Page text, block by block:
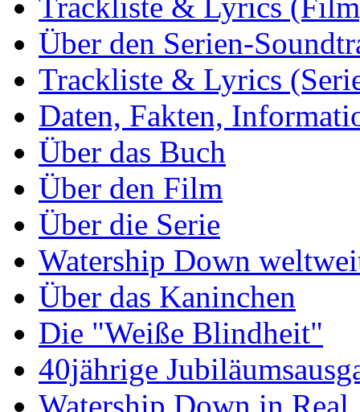
Über den Serien-
Trackliste & Lyrics
Daten, Fakten,
Über das Buch
Über den Film
Über die Serie
Watership Down
Über das Kaninchen
Die "Weiße Blindheit"
40jährige
Watership Down in Real